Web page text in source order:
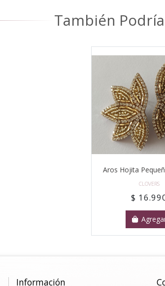
También
Aros Hojita
CLOVERS
$
Información